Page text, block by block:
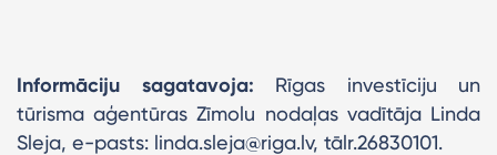
Informāciju sagatavoja: Rīgas investīciju un
tūrisma aģentūras Zīmolu nodaļas vadītāja Linda
Sleja, e-pasts: linda.sleja@riga.lv, tālr.26830101.